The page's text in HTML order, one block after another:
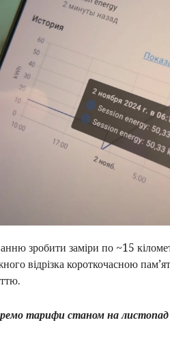
зробити заміри по ~15
відрізка короткочасною
тарифи станом на